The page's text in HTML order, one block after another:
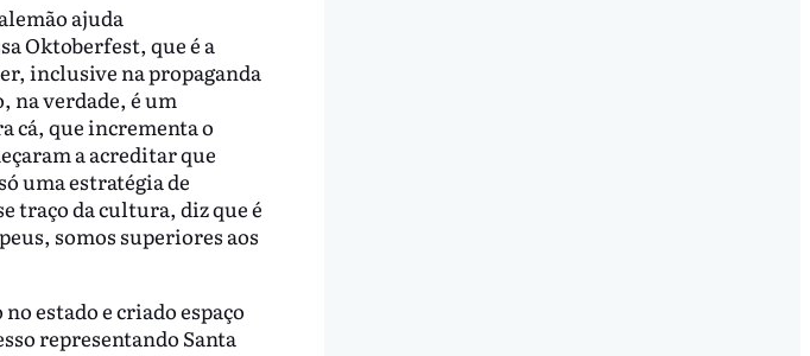
ajuda
Oktoberfest, que é a
inclusive na propaganda
na verdade, é um
cá, que incrementa o
a acreditar que
uma estratégia de
traço da cultura, diz que é
somos superiores aos
estado e criado espaço
representando Santa